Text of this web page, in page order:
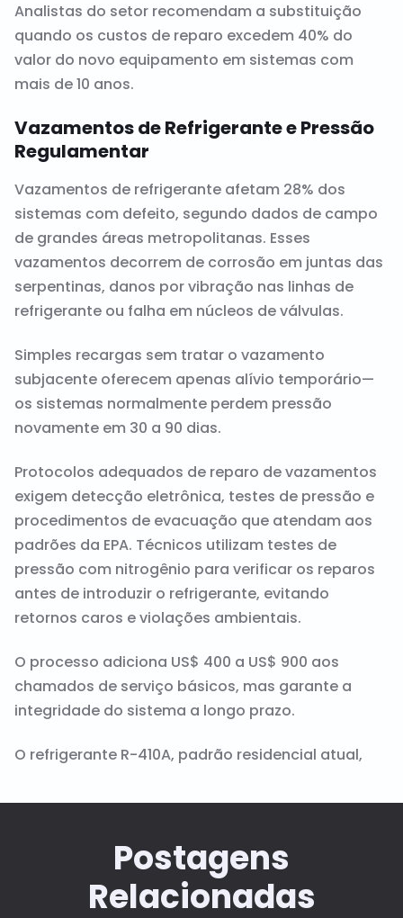
Analistas do setor recomendam a substituição
quando os custos de reparo excedem 40% do
valor do novo equipamento em sistemas com
mais de 10 anos.
Vazamentos de Refrigerante e Pressão
Regulamentar
Vazamentos de refrigerante afetam 28% dos
sistemas com defeito, segundo dados de campo
de grandes áreas metropolitanas. Esses
vazamentos decorrem de corrosão em juntas das
serpentinas, danos por vibração nas linhas de
refrigerante ou falha em núcleos de válvulas.
Simples recargas sem tratar o vazamento
subjacente oferecem apenas alívio temporário—
os sistemas normalmente perdem pressão
novamente em 30 a 90 dias.
Protocolos adequados de reparo de vazamentos
exigem detecção eletrônica, testes de pressão e
procedimentos de evacuação que atendam aos
padrões da EPA. Técnicos utilizam testes de
pressão com nitrogênio para verificar os reparos
antes de introduzir o refrigerante, evitando
retornos caros e violações ambientais.
O processo adiciona US$ 400 a US$ 900 aos
chamados de serviço básicos, mas garante a
integridade do sistema a longo prazo.
O refrigerante R-410A, padrão residencial atual,
Postagens
Relacionadas